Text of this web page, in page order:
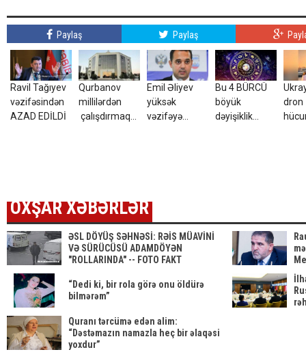
Paylaş Paylaş
Ravil Tağıyev
vəzifəsindən
AZAD EDİLDİ
Qurbanov
millilərdən
çalışdırmaq
Emil Əliyev
yüksək
vəzifəyə
Bu 4 BÜRCÜ
böyük
dəyişiklik
dron
OXŞAR XƏBƏRLƏR
ƏSL DÖYÜŞ SƏHNƏSİ: RƏİS MÜAVİNİ
VƏ SÜRÜCÜSÜ ADAMDÖYƏN
"ROLLARINDA" -- FOTO FAKT
“Dedi ki, bir rola görə onu öldürə
bilmərəm”
Quranı tərcümə edən alim:
“Dəstəmazın namazla heç bir əlaqəsi
yoxdur”